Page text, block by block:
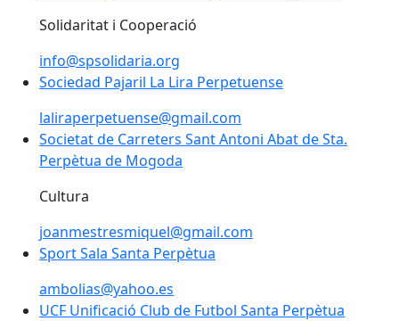
Solidaritat i Cooperació
info@spsolidaria.org
Sociedad Pajaril La Lira Perpetuense
laliraperpetuense@gmail.com
Societat de Carreters Sant Antoni Abat de Sta.
Societat de Carreters Sant Antoni Abat de Sta.
Perpètua de Mogoda
Cultura
joanmestresmiquel@gmail.com
Sport Sala Santa Perpètua
Sport Sala Santa Perpètua
ambolias@yahoo.es
UCF Unificació Club de Futbol Santa Perpètua
UCF Unificació Club de Futbol Santa Perpètua